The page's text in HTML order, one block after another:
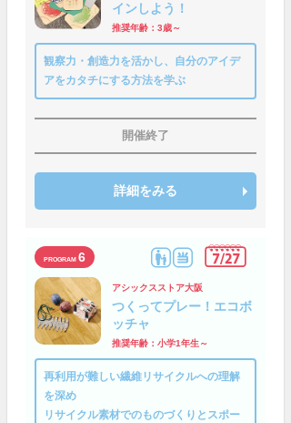
インしよう！
推奨年齢：3歳～
観察力・創造力を活かし、自分のアイデ
アをカタチにする方法を学ぶ
開催終了
詳細をみる
6
アシックスストア大阪
つくってプレー！エコボ
ッチャ
推奨年齢：小学1年生～
再利用が難しい繊維リサイクルへの理解
を深め
リサイクル素材でのものづくりとスポー